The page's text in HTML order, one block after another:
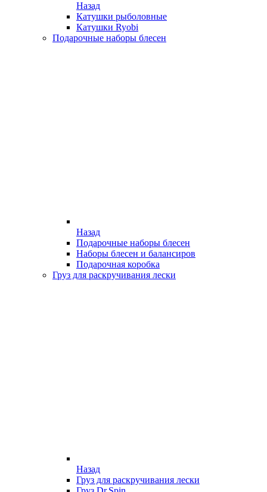
Назад
Катушки рыболовные
Катушки Ryobi
Подарочные наборы блесен
Назад
Подарочные наборы блесен
Наборы блесен и балансиров
Подарочная коробка
Груз для раскручивания лески
Назад
Груз для раскручивания лески